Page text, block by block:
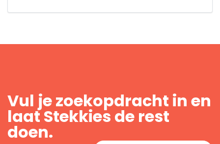
Vul je zoekopdracht in en
laat Stekkies de rest
doen.